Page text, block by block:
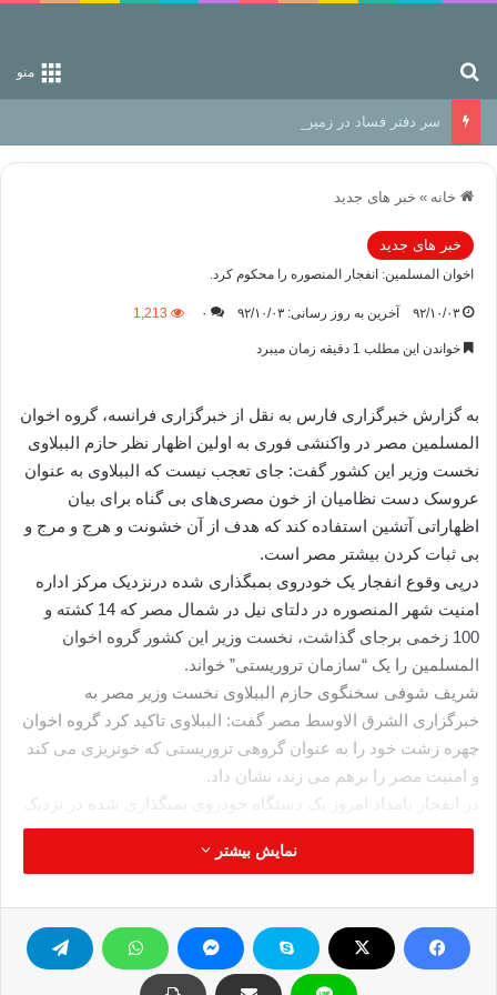
منو
سر دفتر فساد در زمین‌، دوری وکناره‌گیری از راه خداست‌!
خانه » خبر های جدید
خبر های جدید
اخوان المسلمین: انفجار المنصوره را محکوم کرد.
۹۲/۱۰/۰۳ آخرین به روز رسانی: ۹۲/۱۰/۰۳ ۰ 1,213
خواندن این مطلب 1 دقیقه زمان میبرد
به گزارش خبرگزاری فارس به نقل از خبرگزاری فرانسه، گروه اخوان
المسلمین مصر در واکنشی فوری به اولین اظهار نظر حازم الببلاوی
نخست وزیر این کشور گفت: جای تعجب نیست که الببلاوی به عنوان
عروسک دست نظامیان از خون مصری‌های بی گناه برای بیان
اظهاراتی آتشین استفاده کند که هدف از آن خشونت و هرج و مرج و
بی ثبات کردن بیشتر مصر است.
درپی وقوع انفجار یک خودروی بمبگذاری شده درنزدیک مرکز اداره
امنیت شهر المنصوره در دلتای نیل در شمال مصر که 14 کشته و
100 زخمی برجای گذاشت، نخست وزیر این کشور گروه اخوان
المسلمین را یک “سازمان تروریستی” خواند.
شریف شوفی سخنگوی حازم الببلاوی نخست وزیر مصر به
خبرگزاری الشرق الاوسط مصر گفت: الببلاوی تاکید کرد گروه اخوان
چهره زشت خود را به عنوان گروهی تروریستی که خونریزی می کند
و امنیت مصر را برهم می زند، نشان داد.
در انفجار بامداد امروز یک دستگاه خودروی بمبگذاری شده در نزدیک
اداره امنیت شهر المنصوره در منطقه دلتای نیل در شمال مصر 14
شدیدترین لحن محکوم می کند و آن را به منزله حمله ای مستقیم
علیه وحدت ملت مصر می شمارد.
گروه اخوان از زمان عزل محمد مرسی رئیس جمهور وابسته به این
نمایش بیشتر